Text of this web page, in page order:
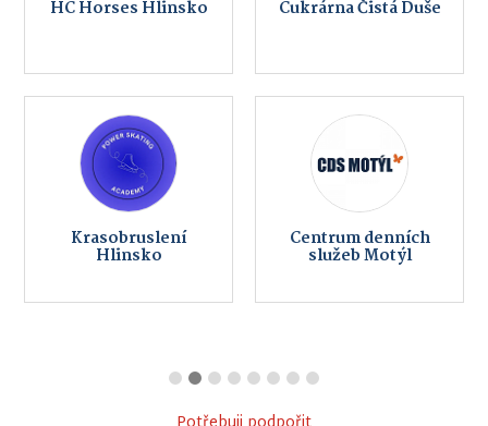
HC Horses Hlinsko Cukrárna Čistá Duše
Krasobruslení
Hlinsko
Centrum denních
služeb Motýl